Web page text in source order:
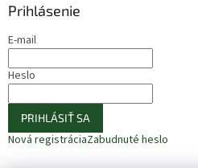
Prihlásenie
E-mail
Heslo
PRIHLÁSIŤ SA
Nová registráciaZabudnuté heslo